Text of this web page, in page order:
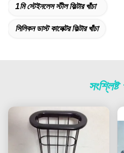
1মি স্টেইনলেস স্টীল ফিল্টার খাঁচা
সিলিকন ডাস্ট কালেক্টর ফিল্টার খাঁচা